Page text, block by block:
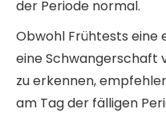
der Periode normal.
Obwohl Frühtests eine
eine Schwangerschaft
zu erkennen,
am Tag der fälligen